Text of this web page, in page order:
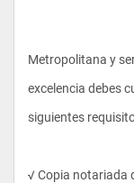
Metropolitana y
excelencia debes
siguientes
√ Copia notariada